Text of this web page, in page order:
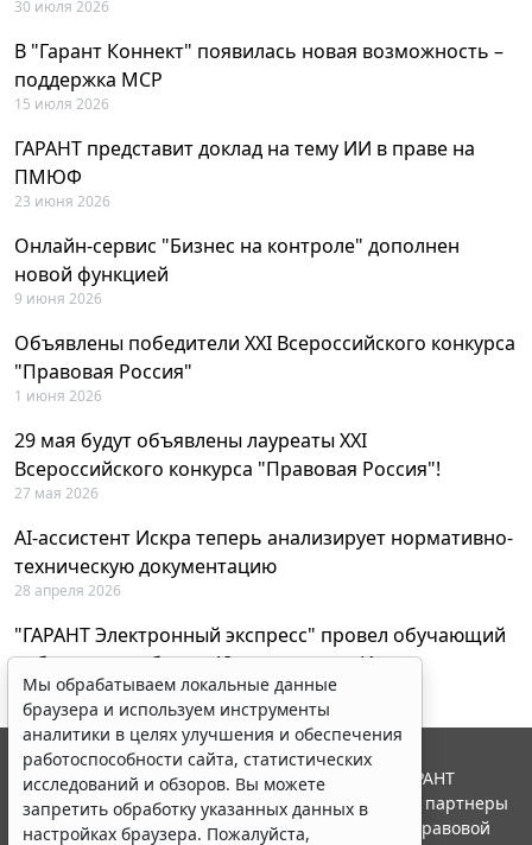
30 июля 2026
В "Гарант Коннект" появилась новая возможность –
поддержка MCP
15 июля 2026
ГАРАНТ представит доклад на тему ИИ в праве на
ПМЮФ
23 июня 2026
Онлайн-сервис "Бизнес на контроле" дополнен
новой функцией
9 июня 2026
Объявлены победители XXI Всероссийского конкурса
"Правовая Россия"
1 июня 2026
29 мая будут объявлены лауреаты XXI
Всероссийского конкурса "Правовая Россия"!
27 мая 2026
AI-ассистент Искра теперь анализирует нормативно-
техническую документацию
28 апреля 2026
"ГАРАНТ Электронный экспресс" провел обучающий
вебинар по работе с AI-ассистентом Искра
23 апреля 2026
Мы обрабатываем локальные данные
браузера и используем инструменты
аналитики в целях улучшения и обеспечения
работоспособности сайта, статистических
исследований и обзоров. Вы можете
запретить обработку указанных данных в
настройках браузера. Пожалуйста,
© ООО "НПП "ГАРАНТ-СЕРВИС", 2026. Система ГАРАНТ
выпускается с 1990 года. Компания "Гарант" и ее партнеры
являются участниками Российской ассоциации правовой